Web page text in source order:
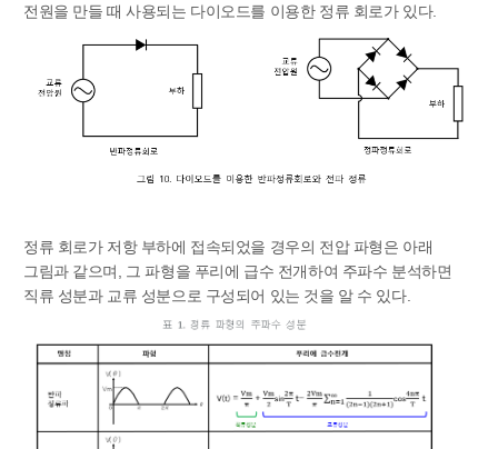
전원을 만들 때 사용되는 다이오드를 이용한 정류 회로가 있다.
정류 회로가 저항 부하에 접속되었을 경우의 전압 파형은 아래
그림과 같으며, 그 파형을 푸리에 급수 전개하여 주파수 분석하면
직류 성분과 교류 성분으로 구성되어 있는 것을 알 수 있다.